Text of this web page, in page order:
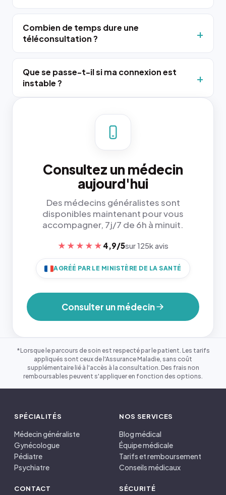
Combien de temps dure une
téléconsultation ?
Que se passe-t-il si ma connexion est
instable ?
Consultez un médecin
aujourd'hui
Des médecins généralistes sont
disponibles maintenant pour vous
accompagner, 7j/7 de 6h à minuit.
★★★★★ 4,9/5sur 125k avis
AGRÉÉ PAR LE MINISTÈRE DE LA SANTÉ
Consulter un médecin
*Lorsque le parcours de soin est respecté par le patient. Les tarifs
appliqués sont ceux de l'Assurance Maladie, sans coût
supplémentaire lié à l'accès à la consultation. Des frais non
remboursables peuvent s'appliquer en fonction des options.
SPÉCIALITÉS
Médecin généraliste
Gynécologue
Pédiatre
Psychiatre
NOS SERVICES
Blog médical
Équipe médicale
Tarifs et remboursement
Conseils médicaux
CONTACT SÉCURITÉ